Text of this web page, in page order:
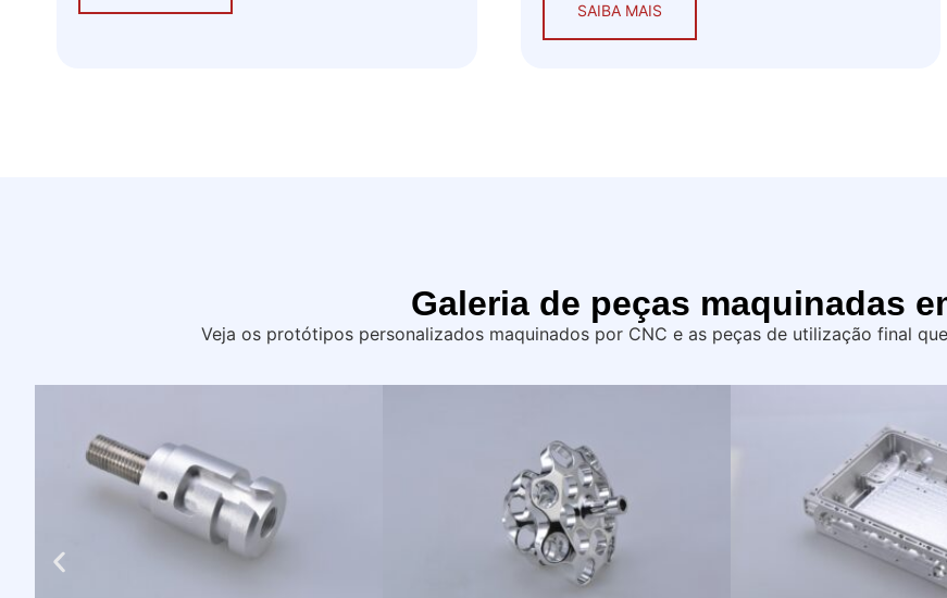
SAIBA MAIS
Galeria de peças maquinadas
Veja os protótipos personalizados maquinados por CNC e as peças de utilização final